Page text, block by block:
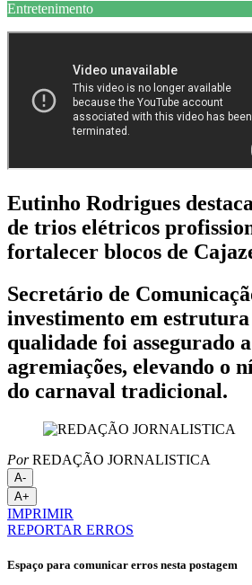
Entretenimento
Eutinho Rodrigues
de trios elétricos
fortalecer blocos de
Secretário de
investimento em
qualidade foi assegurado
agremiações, elevando o
do carnaval tradicional.
PorREDAÇÃO JORNALISTICA
A-
A+
IMPRIMIR
REPORTAR ERROS
Espaço para comunicar erros nesta postagem